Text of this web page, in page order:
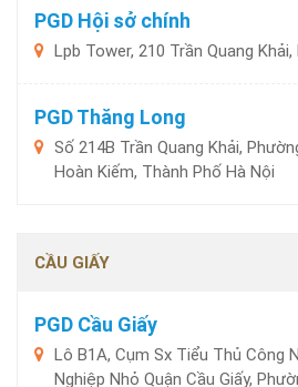
PGD Hội sở chính
Lpb Tower, 210 Trần Quang
PGD Thăng Long
Số 214B Trần Quang Khải,
Hoàn Kiếm, Thành Phố Hà Nội
CẦU GIẤY
PGD Cầu Giấy
Lô B1A, Cụm Sx Tiểu Thủ Công
Nghiệp Nhỏ Quận Cầu Giấy,